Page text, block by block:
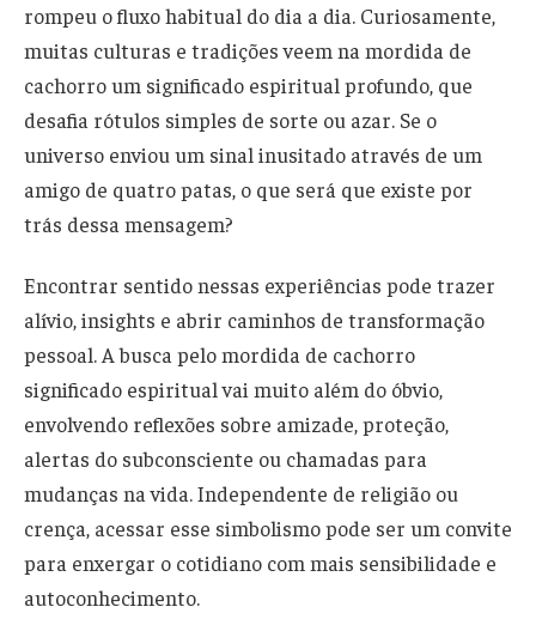
rompeu o fluxo habitual do dia a dia. Curiosamente,
muitas culturas e tradições veem na mordida de
cachorro um significado espiritual profundo, que
desafia rótulos simples de sorte ou azar. Se o
universo enviou um sinal inusitado através de um
amigo de quatro patas, o que será que existe por
trás dessa mensagem?
Encontrar sentido nessas experiências pode trazer
alívio, insights e abrir caminhos de transformação
pessoal. A busca pelo mordida de cachorro
significado espiritual vai muito além do óbvio,
envolvendo reflexões sobre amizade, proteção,
alertas do subconsciente ou chamadas para
mudanças na vida. Independente de religião ou
crença, acessar esse simbolismo pode ser um convite
para enxergar o cotidiano com mais sensibilidade e
autoconhecimento.